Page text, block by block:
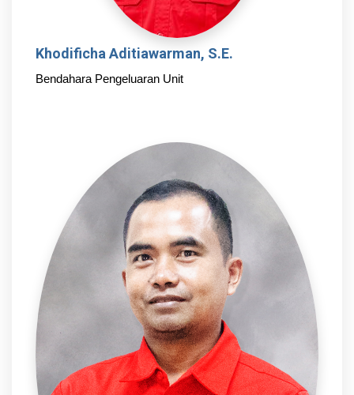
Khodificha Aditiawarman, S.E.
Bendahara Pengeluaran Unit